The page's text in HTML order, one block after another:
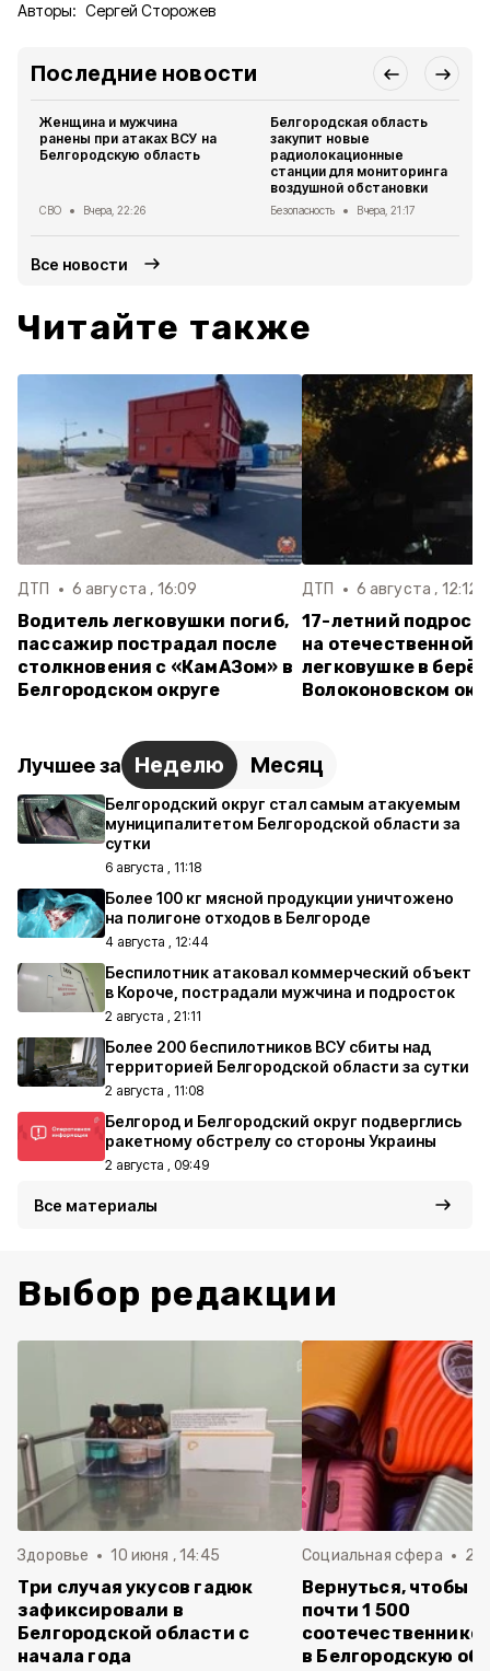
Авторы: Сергей Сторожев
Последние новости
Женщина и мужчина
ранены при атаках ВСУ на
Белгородскую область
СВО Вчера, 22:26
Белгородская область
закупит новые
радиолокационные
станции для мониторинга
воздушной обстановки
Безопасность Вчера, 21:17
Все новости
Читайте также
ДТП 6 августа , 16:09
Водитель легковушки погиб,
пассажир пострадал после
столкновения с «КамАЗом» в
Белгородском округе
ДТП 6 августа , 12:12
17-летний
на отечественной
легковушке в
Волоконовском
Лучшее за Неделю Месяц
Белгородский округ стал самым атакуемым
муниципалитетом Белгородской области за
сутки
6 августа , 11:18
Более 100 кг мясной продукции уничтожено
на полигоне отходов в Белгороде
4 августа , 12:44
Беспилотник атаковал коммерческий объект
в Короче, пострадали мужчина и подросток
2 августа , 21:11
Более 200 беспилотников ВСУ сбиты над
территорией Белгородской области за сутки
2 августа , 11:08
Белгород и Белгородский округ подверглись
ракетному обстрелу со стороны Украины
2 августа , 09:49
Все материалы
Выбор редакции
Здоровье 10 июня , 14:45
Три случая укусов гадюк
зафиксировали в
Белгородской области с
начала года
Социальная сфера 20
Вернуться, чтобы
почти 1 500
в Белгородскую